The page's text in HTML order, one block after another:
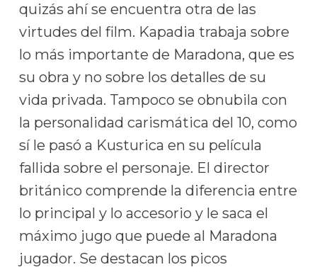
quizás ahí se encuentra otra de las
virtudes del film. Kapadia trabaja sobre
lo más importante de Maradona, que es
su obra y no sobre los detalles de su
vida privada. Tampoco se obnubila con
la personalidad carismática del 10, como
sí le pasó a Kusturica en su película
fallida sobre el personaje. El director
británico comprende la diferencia entre
lo principal y lo accesorio y le saca el
máximo jugo que puede al Maradona
jugador. Se destacan los picos